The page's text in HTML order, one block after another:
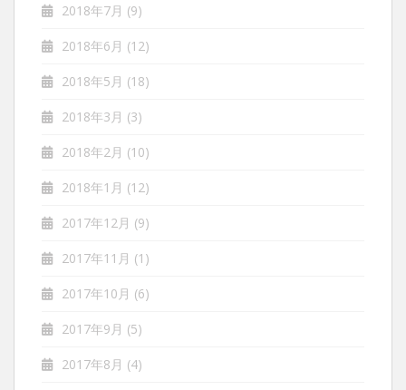
2018年7月 (9)
2018年6月 (12)
2018年5月 (18)
2018年3月 (3)
2018年2月 (10)
2018年1月 (12)
2017年12月 (9)
2017年11月 (1)
2017年10月 (6)
2017年9月 (5)
2017年8月 (4)